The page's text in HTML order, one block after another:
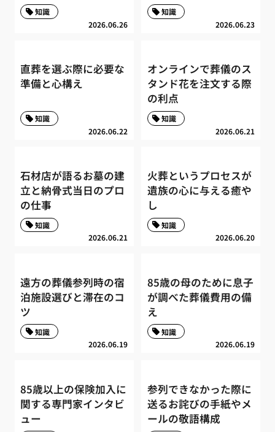
2026.06.26
知識
2026.06.23
知識
直葬を選ぶ際に必要な
準備と心構え
2026.06.22
知識
オンラインで葬儀のス
タンド花を注文する際
の利点
2026.06.21
知識
石材店が語るお墓の建
立と納骨式当日のプロ
の仕事
2026.06.21
知識
火葬というプロセスが
遺族の心に与える癒や
し
2026.06.20
知識
遠方の葬儀参列時の宿
泊施設選びと滞在のコ
ツ
2026.06.19
知識
85歳の母のために息子
が調べた葬儀費用の備
え
2026.06.19
知識
85歳以上の保険加入に
関する専門家インタビ
ュー
参列できなかった際に
送るお詫びの手紙やメ
ールの敬語構成